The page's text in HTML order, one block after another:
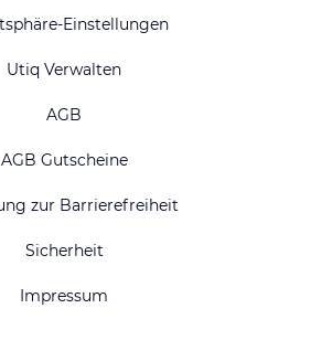
Einstellungen
Utiq Verwalten
AGB
AGB Gutscheine
zur Barrierefreiheit
Sicherheit
Impressum